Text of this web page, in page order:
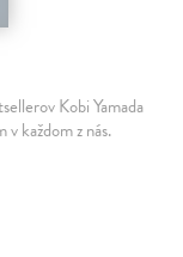
Kobi Yamada
každom z nás.